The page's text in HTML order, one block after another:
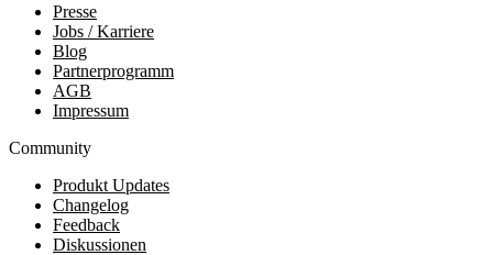
Presse
Jobs / Karriere
Blog
Partnerprogramm
AGB
Impressum
Community
Produkt Updates
Changelog
Feedback
Diskussionen